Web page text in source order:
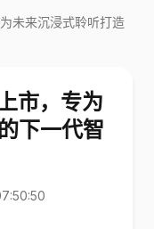
未来沉浸式聆听打造
市，专为
下一代智